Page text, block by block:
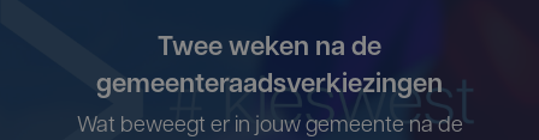
Twee weken na de
gemeenteraadsverkiezingen
Wat beweegt er in jouw gemeente na de